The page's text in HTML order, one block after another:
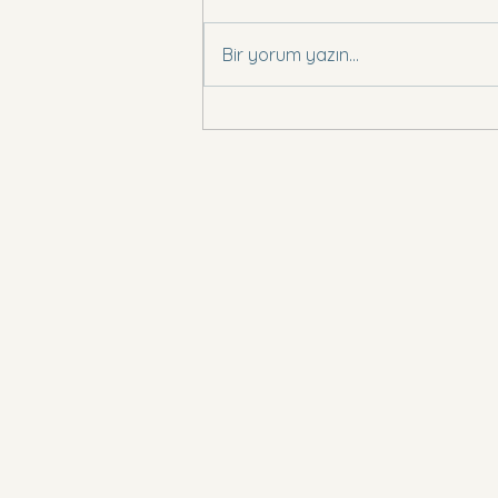
Bir yorum yazın...